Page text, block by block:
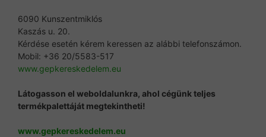
6090 Kunszentmiklós
Kaszás u. 20.
Kérdése esetén kérem keressen az alábbi telefonszámon.
Mobil: +36 20/5583-517
www.gepkereskedelem.eu
Látogasson el weboldalunkra, ahol cégünk teljes
termékpalettáját megtekintheti!
www.gepkereskedelem.eu